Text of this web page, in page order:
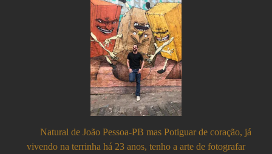
Natural de João Pessoa-PB mas Potiguar de coração, já
vivendo na terrinha há 23 anos, tenho a arte de fotografar